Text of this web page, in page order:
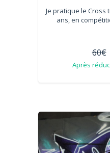
Je pratique le
ans, en
60€
Après